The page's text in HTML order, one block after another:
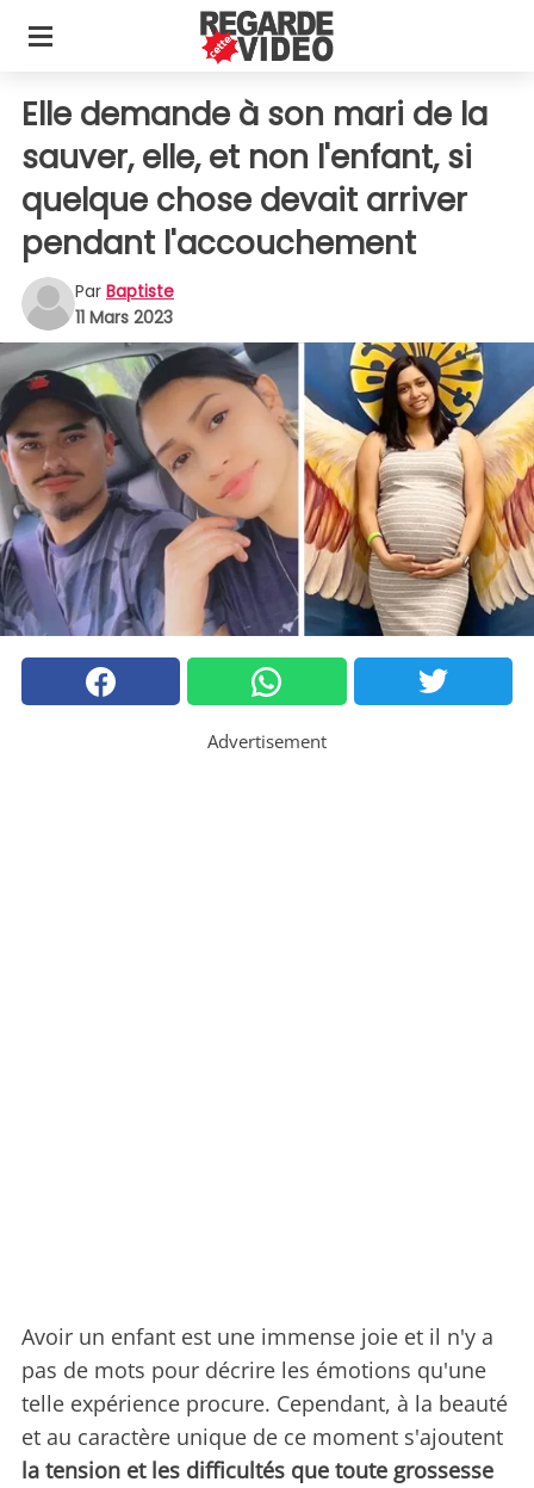
Elle demande à son mari de la
sauver, elle, et non l'enfant, si
quelque chose devait arriver
pendant l'accouchement
Par Baptiste
11 Mars 2023
Advertisement
Avoir un enfant est une immense joie et il n'y a
pas de mots pour décrire les émotions qu'une
telle expérience procure. Cependant, à la beauté
et au caractère unique de ce moment s'ajoutent
la tension et les difficultés que toute grossesse